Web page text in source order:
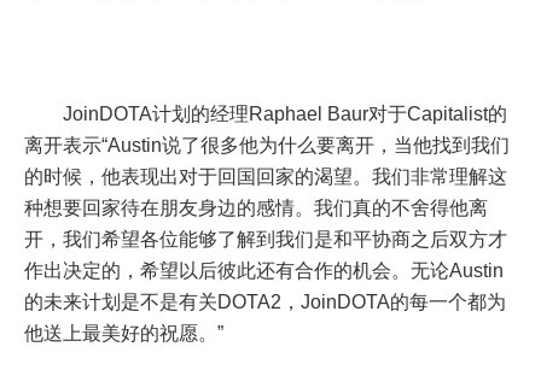
JoinDOTA计划的经理Raphael Baur对于Capitalist的
离开表示“Austin说了很多他为什么要离开，当他找到我们
的时候，他表现出对于回国回家的渴望。我们非常理解这
种想要回家待在朋友身边的感情。我们真的不舍得他离
开，我们希望各位能够了解到我们是和平协商之后双方才
作出决定的，希望以后彼此还有合作的机会。无论Austin
的未来计划是不是有关DOTA2，JoinDOTA的每一个都为
他送上最美好的祝愿。”